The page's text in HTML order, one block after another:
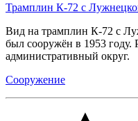
Трамплин К-72 с
Вид на трамплин К-72 с
был сооружён в 1953
административный округ.
Сооружение